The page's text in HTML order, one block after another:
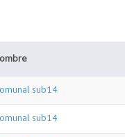
sub14
sub14